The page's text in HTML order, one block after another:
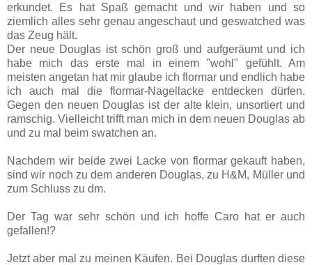
erkundet. Es hat Spaß gemacht und wir haben und so
ziemlich alles sehr genau angeschaut und geswatched was
das Zeug hält.
Der neue Douglas ist schön groß und aufgeräumt und ich
habe mich das erste mal in einem "wohl" gefühlt. Am
meisten angetan hat mir glaube ich flormar und endlich habe
ich auch mal die flormar-Nagellacke entdecken dürfen.
Gegen den neuen Douglas ist der alte klein, unsortiert und
ramschig. Vielleicht trifft man mich in dem neuen Douglas ab
und zu mal beim swatchen an.
Nachdem wir beide zwei Lacke von flormar gekauft haben,
sind wir noch zu dem anderen Douglas, zu H&M, Müller und
zum Schluss zu dm.
Der Tag war sehr schön und ich hoffe Caro hat er auch
gefallen!?
Jetzt aber mal zu meinen Käufen. Bei Douglas durften diese